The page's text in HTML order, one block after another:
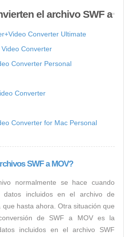
el archivo SWF a
Converter Ultimate
Converter
Converter Personal
Converter
Converter for Mac Personal
SWF a MOV?
normalmente se hace cuando
datos incluidos en el archivo de
hasta ahora. Otra situación que
de SWF a MOV es la
incluidos en el archivo SWF